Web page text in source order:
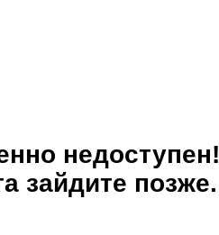
недоступен!
зайдите позже.